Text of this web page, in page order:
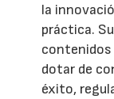
la
práctica.
contenidos
dotar de
éxito,